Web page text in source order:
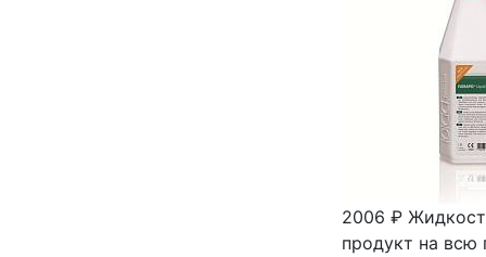
2006 ₽
продукт на всю